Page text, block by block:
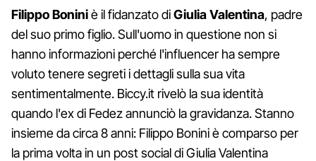
FilippoBoniniè il fidanzato diGiulia Valentina, padre
del suo primo figlio. Sull'uomo in questione non si
hanno informazioni perché l'influencer ha sempre
voluto tenere segreti i dettagli sulla sua vita
sentimentalmente. Biccy.it rivelò la sua identità
quando l'ex di Fedez annunciò la gravidanza. Stanno
insieme da circa 8 anni: Filippo Bonini è comparso per
la prima volta in un post social di Giulia Valentina